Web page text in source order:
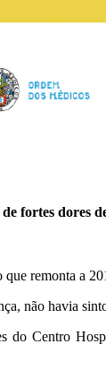
fortes dores
remonta a
não havia
do Centro